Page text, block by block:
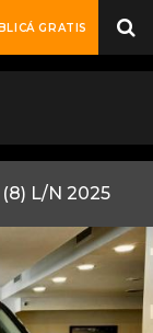
GRATIS
L/N 2025